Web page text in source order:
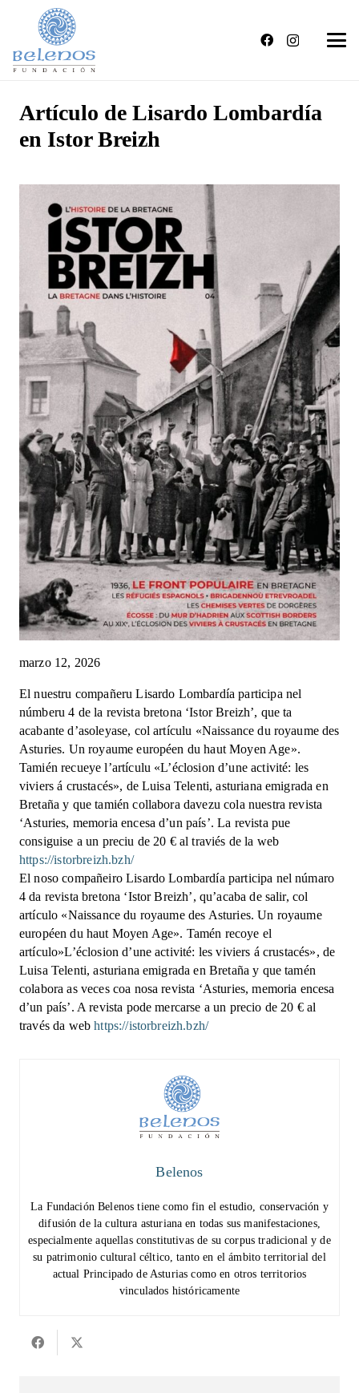
Artículo de Lisardo Lombardía
en Istor Breizh
marzo 12, 2026
El nuestru compañeru Lisardo Lombardía participa nel
númberu 4 de la revista bretona ‘Istor Breizh’, que ta
acabante d’asoleyase, col artículu «Naissance du royaume des
Asturies. Un royaume européen du haut Moyen Age».
Tamién recueye l’artículu «L’éclosion d’une activité: les
viviers á crustacés», de Luisa Telenti, asturiana emigrada en
Bretaña y que tamién collabora davezu cola nuestra revista
‘Asturies, memoria encesa d’un país’. La revista pue
consiguise a un preciu de 20 € al traviés de la web
https://istorbreizh.bzh/
El noso compañeiro Lisardo Lombardía participa nel númaro
4 da revista bretona ‘Istor Breizh’, qu’acaba de salir, col
artículo «Naissance du royaume des Asturies. Un royaume
européen du haut Moyen Age». Tamén recoye el
artículo»L’éclosion d’une activité: les viviers á crustacés», de
Luisa Telenti, asturiana emigrada en Bretaña y que tamén
colabora as veces coa nosa revista ‘Asturies, memoria encesa
d’un país’. A revista pode mercarse a un precio de 20 € al
través da webhttps://istorbreizh.bzh/
Belenos
La Fundación Belenos tiene como fin el estudio, conservación y
difusión de la cultura asturiana en todas sus manifestaciones,
especialmente aquellas constitutivas de su corpus tradicional y de
su patrimonio cultural céltico, tanto en el ámbito territorial del
actual Principado de Asturias como en otros territorios
vinculados históricamente